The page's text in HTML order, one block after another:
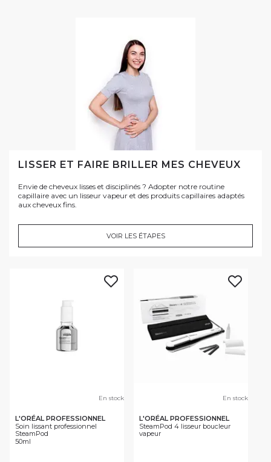
LISSER ET FAIRE BRILLER MES CHEVEUX
Envie de cheveux lisses et disciplinés ? Adopter notre routine
capillaire avec un lisseur vapeur et des produits capillaires adaptés
aux cheveux fins.
VOIR LES ÉTAPES
En stock
L'ORÉAL PROFESSIONNEL
Soin lissant professionnel
SteamPod
50ml
En stock
L'ORÉAL PROFESSIONNEL
SteamPod 4 lisseur boucleur
vapeur